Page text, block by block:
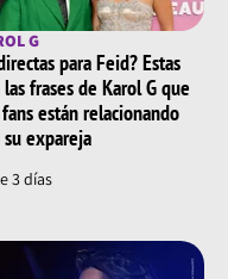
G
para Feid? Estas
frases de Karol G que
están relacionando
su expareja
3 días